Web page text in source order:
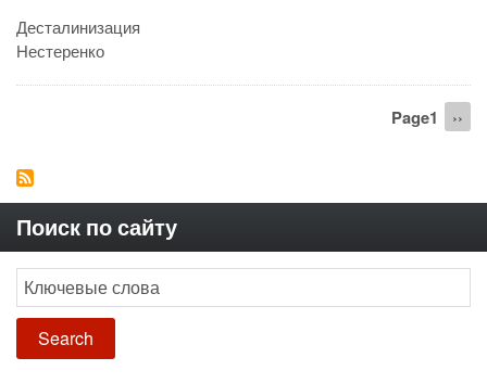
Десталинизация
Нестеренко
Page1 ››
Поиск по сайту
Search